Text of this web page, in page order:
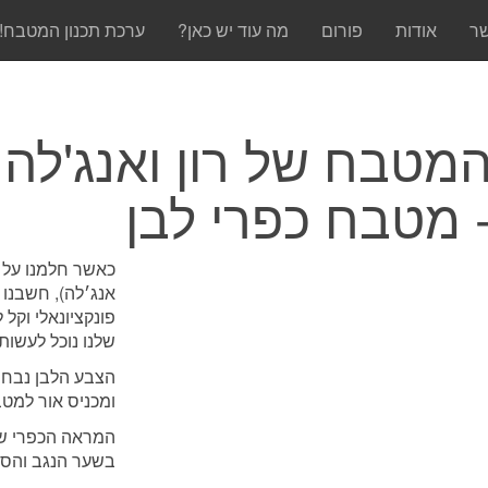
אודות פורום מה עוד יש כאן? ערכת תכנון
המטבח של רון
מטבח כפרי לבן
כאשר חלמנו
פונקציונאלי
שלנו נוכל
הצבע הלבן
ומכניס אור
המראה הכפרי
בשער הנגב